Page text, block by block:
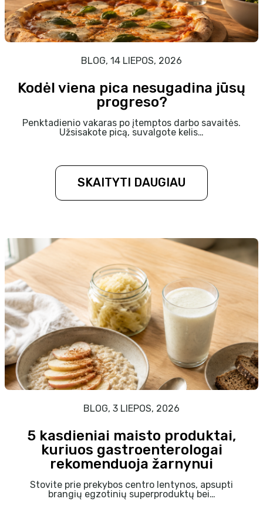
BLOG, 14 LIEPOS, 2026
Kodėl viena pica nesugadina jūsų
progreso?
Penktadienio vakaras po įtemptos darbo savaitės.
Užsisakote picą, suvalgote kelis…
SKAITYTI DAUGIAU
BLOG, 3 LIEPOS, 2026
5 kasdieniai maisto produktai,
kuriuos gastroenterologai
rekomenduoja žarnynui
Stovite prie prekybos centro lentynos, apsupti
brangių egzotinių superproduktų bei…